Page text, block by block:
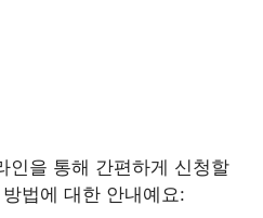
인을 통해 간편하게 신청할
법에 대한 안내예요: